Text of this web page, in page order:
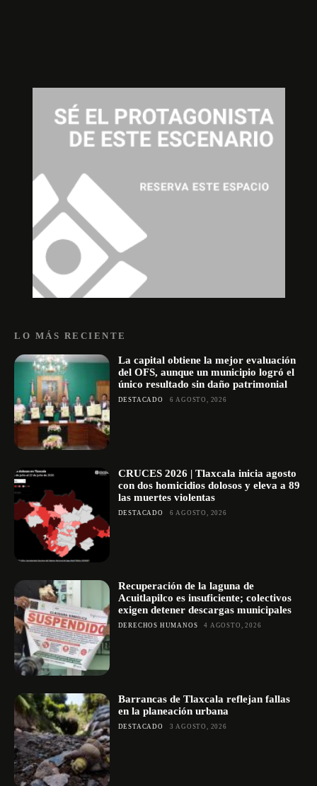
LO MÁS RECIENTE
La capital obtiene la mejor evaluación
del OFS, aunque un municipio logró el
único resultado sin daño patrimonial
DESTACADO 6 AGOSTO, 2026
CRUCES 2026 | Tlaxcala inicia agosto
con dos homicidios dolosos y eleva a 89
las muertes violentas
DESTACADO 6 AGOSTO, 2026
Recuperación de la laguna de
Acuitlapilco es insuficiente; colectivos
exigen detener descargas municipales
DERECHOS HUMANOS 4 AGOSTO, 2026
Barrancas de Tlaxcala reflejan fallas
en la planeación urbana
DESTACADO 3 AGOSTO, 2026